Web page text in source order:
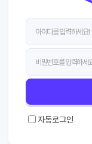
자동로그인